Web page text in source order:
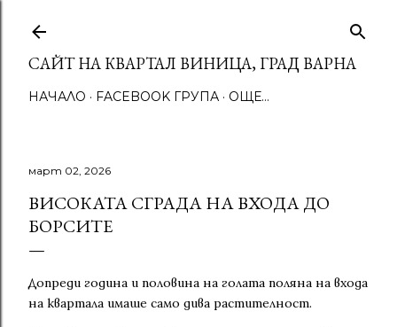
САЙТ НА КВАРТАЛ ВИНИЦА, ГРАД ВАРНА
НАЧАЛО FACEBOOK ГРУПА ОЩЕ…
март 02, 2026
ВИСОКАТА СГРАДА НА ВХОДА ДО
БОРСИТЕ
Допреди година и половина на голата поляна на входа
на квартала имаше само дива растителност.